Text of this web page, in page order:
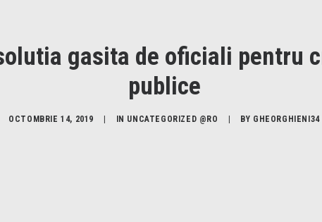
gasita de oficiali pentru
publice
OCTOMBRIE 14, 2019 IN UNCATEGORIZED @RO BY GHEORGHIENI34